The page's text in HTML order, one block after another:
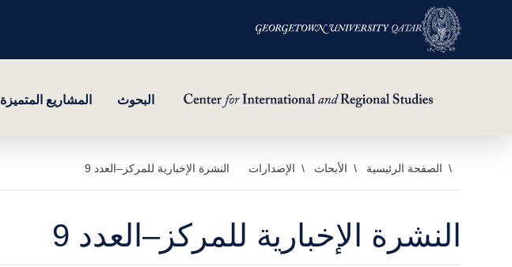
البحوث المشاريع المتميزة
الصفحة الرئيسية الأبحاث الإصدارات النشرة الإخبارية للمركز–العدد 9
النشرة الإخبارية للمركز–العدد 9